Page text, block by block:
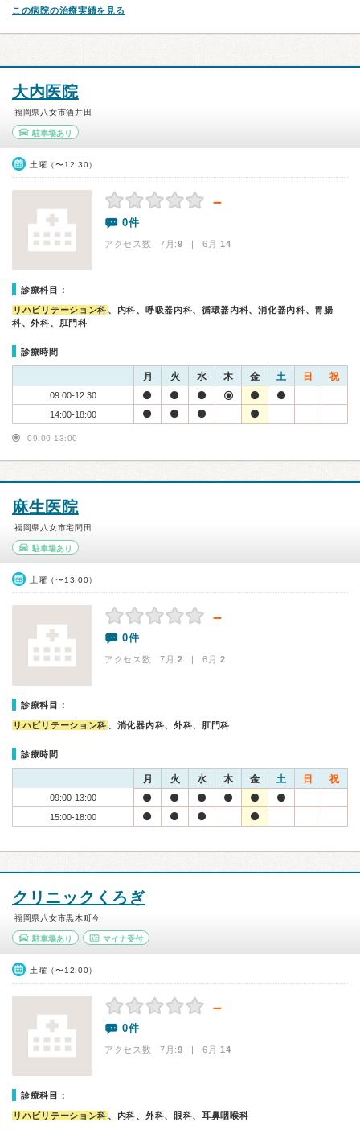
この病院の治療実績を見る
大内医院
福岡県八女市酒井田
駐車場あり
土曜（〜12:30）
－
0件
アクセス数 7月:9 | 6月:14
診療科目：
リハビリテーション科 、内科、呼吸器内科、循環器内科、消化器内科、胃腸
科、外科、肛門科
診療時間
月 火 水 木 金 土 日 祝
09:00-12:30
14:00-18:00
09:00-13:00
麻生医院
福岡県八女市宅間田
駐車場あり
土曜（〜13:00）
－
0件
アクセス数 7月:2 | 6月:2
診療科目：
リハビリテーション科 、消化器内科、外科、肛門科
診療時間
月 火 水 木 金 土 日 祝
09:00-13:00
15:00-18:00
クリニックくろぎ
福岡県八女市黒木町今
駐車場あり マイナ受付
土曜（〜12:00）
－
0件
アクセス数 7月:9 | 6月:14
診療科目：
リハビリテーション科 、内科、外科、眼科、耳鼻咽喉科